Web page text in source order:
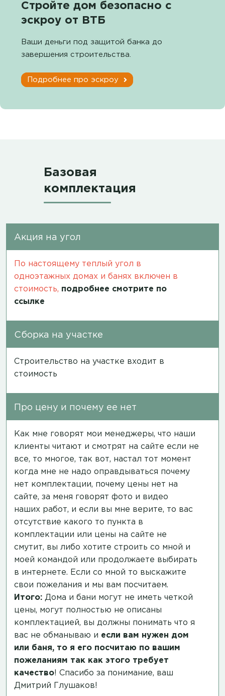
Стройте дом безопасно с
эскроу от ВТБ
Ваши деньги под защитой банка до
завершения строительства.
Подробнее про эскроу
Базовая
комплектация
Акция на угол
По настоящему теплый угол в
одноэтажных домах и банях включен в
стоимость, подробнее смотрите по
ссылке
Сборка на участке
Строительство на участке входит в
стоимость
Про цену и почему ее нет
Как мне говорят мои менеджеры, что наши
клиенты читают и смотрят на сайте если не
все, то многое, так вот, настал тот момент
когда мне не надо оправдываться почему
нет комплектации, почему цены нет на
сайте, за меня говорят фото и видео
наших работ, и если вы мне верите, то вас
отсутствие какого то пункта в
комплектации или цены на сайте не
смутит, вы либо хотите строить со мной и
моей командой или продолжаете выбирать
в интернете. Если со мной то выскажите
свои пожелания и мы вам посчитаем.
Итого: Дома и бани могут не иметь четкой
цены, могут полностью не описаны
комплектацией, вы должны понимать что я
вас не обманываю и если вам нужен дом
или баня, то я его посчитаю по вашим
пожеланиям так как этого требует
качество! Спасибо за понимание, ваш
Дмитрий Глушаков!